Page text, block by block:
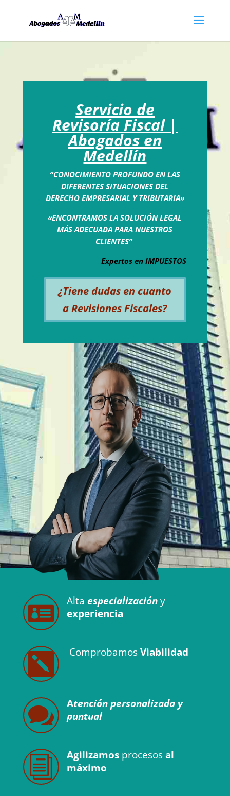
Servicio de
Revisoría Fiscal |
Abogados en
Medellín
“CONOCIMIENTO PROFUNDO EN LAS
DIFERENTES SITUACIONES DEL
DERECHO EMPRESARIAL Y TRIBUTARIA»
«ENCONTRAMOS LA SOLUCIÓN LEGAL
MÁS ADECUADA PARA NUESTROS
CLIENTES”
Expertos en IMPUESTOS
¿Tiene dudas en cuanto
a Revisiones Fiscales?
 Alta especializacióny
experiencia
 ComprobamosViabilidad
 Atención personalizada y
puntual
i Agilizamosprocesos al
máximo